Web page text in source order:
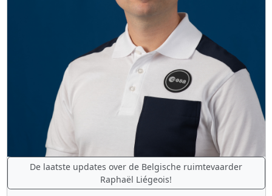
De laatste updates over de Belgische ruimtevaarder
Raphaël Liégeois!